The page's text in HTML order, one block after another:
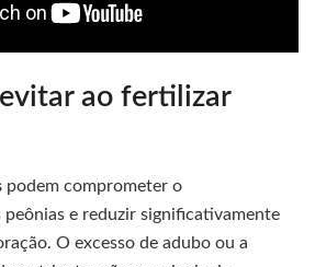
ao fertilizar
podem comprometer o
e reduzir significativamente
O excesso de adubo ou a